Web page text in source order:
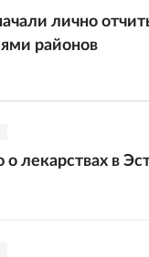
лично
районов
лекарствах в